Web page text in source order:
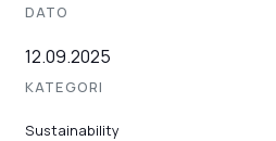
DATO
12.09.2025
KATEGORI
Sustainability